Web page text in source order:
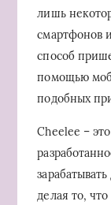
лишь
смартфонов
способ
помощью
подобных
Cheelee –
делая то,